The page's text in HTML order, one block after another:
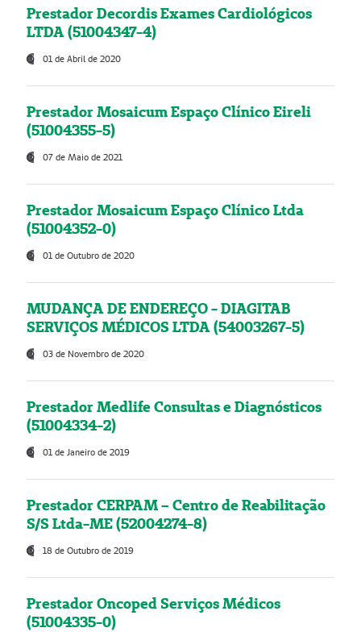
Prestador Decordis Exames Cardiológicos
LTDA (51004347-4)
01 de Abril de 2020
Prestador Mosaicum Espaço Clínico Eireli
(51004355-5)
07 de Maio de 2021
Prestador Mosaicum Espaço Clínico Ltda
(51004352-0)
01 de Outubro de 2020
MUDANÇA DE ENDEREÇO - DIAGITAB
SERVIÇOS MÉDICOS LTDA (54003267-5)
03 de Novembro de 2020
Prestador Medlife Consultas e Diagnósticos
(51004334-2)
01 de Janeiro de 2019
Prestador CERPAM – Centro de Reabilitação
S/S Ltda-ME (52004274-8)
18 de Outubro de 2019
Prestador Oncoped Serviços Médicos
(51004335-0)